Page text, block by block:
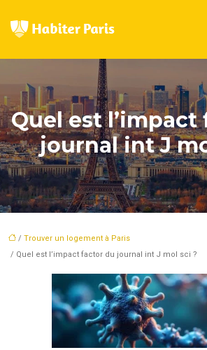
Quel est
journal int J
/ Trouver un logement à Paris
/ Quel est l’impact factor du journal int J mol sci ?